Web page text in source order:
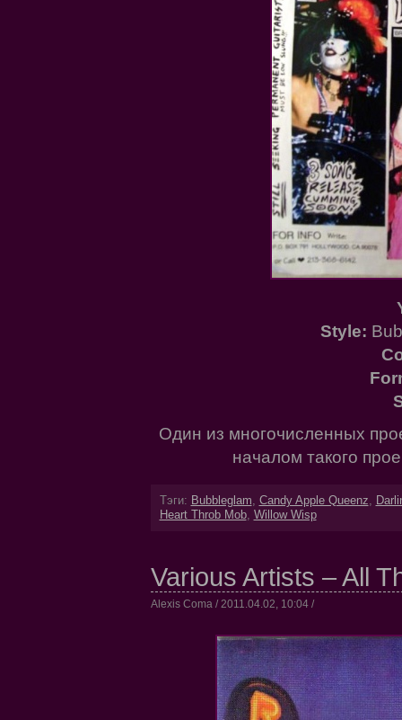
Style:
Один из многочисленных
началом такого
Тэги: Bubbleglam, Candy Apple Queenz,
Heart Throb Mob, Willow Wisp
Various Artists – All
Alexis Coma / 2011.04.02, 10:04 /